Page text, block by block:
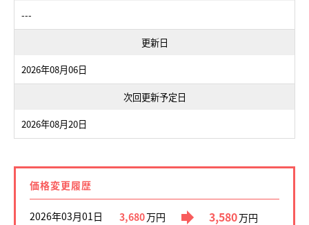
---
更新日
2026年08月06日
次回更新予定日
2026年08月20日
価格変更履歴
2026年03月01日 3,680万円 3,580万円